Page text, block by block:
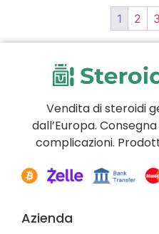
1 2 3
Vendita di steroidi
dall’Europa.
complicazioni.
Azienda